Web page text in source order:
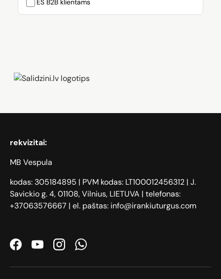
ES B2B klientams
Zāģi, iPhone, Dyson, Mobilie
rekvizitai:
MB Vespula
kodas: 305184895 | PVM kodas: LT100012456312 | J.
Savickio g. 4, 01108, Vilnius, LIETUVA | telefonas:
+37063576667 | el. paštas: info@irankiuturgus.com
FacebookYouTubeInstagramWhatsApp